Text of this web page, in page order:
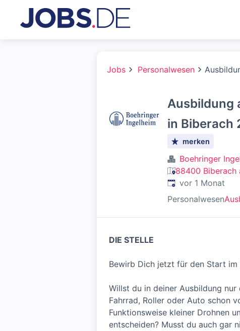
Jobs Personalwesen
Ausbildung
in Biberach
merken
Boehringer
88400 Biberach
Veröffentlicht:
vor 1 Monat
Personalwesen
DIE STELLE
Bewirb Dich jetzt für den Start im
Willst du in deiner Ausbildung
Fahrrad, Roller oder Auto schon
Funktionsweise kleiner Drohnen
entscheiden? Musst du auch gar